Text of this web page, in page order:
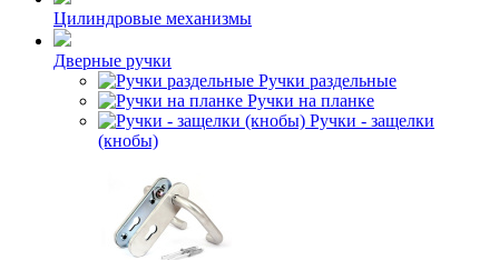
Цилиндровые механизмы
Дверные ручки
Ручки раздельные
Ручки на планке
Ручки - защелки
(кнобы)